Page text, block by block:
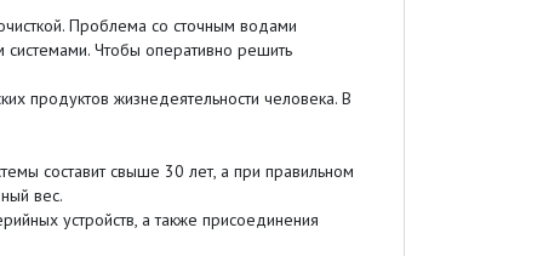
Проблема со сточным водами
системами. Чтобы оперативно решить
продуктов жизнедеятельности человека. В
составит свыше 30 лет, а при правильном
вес.
устройств, а также присоединения